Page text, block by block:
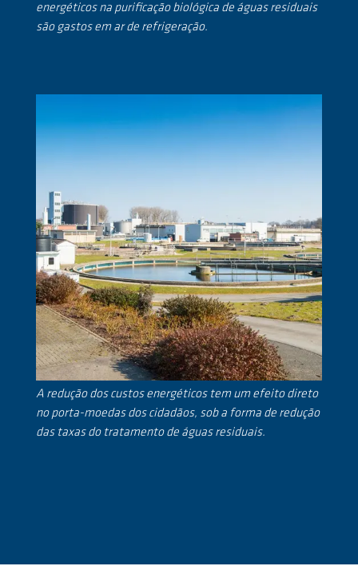
energéticos na purificação biológica de águas residuais
são gastos em ar de refrigeração.
A redução dos custos energéticos tem um efeito direto
no porta-moedas dos cidadãos, sob a forma de redução
das taxas do tratamento de águas residuais.